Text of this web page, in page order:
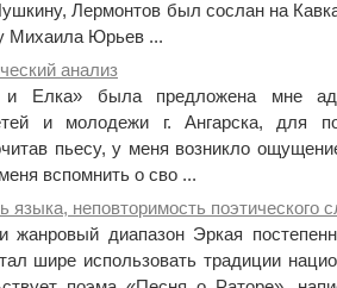
Лермонтов был сослан на
Михаила Юрьев ...
анализ
Елка» была предложена мне
и молодежи г. Ангарска, для
пьесу, у меня возникло
вспомнить о сво ...
языка, неповторимость поэтического
жанровый диапазон Эркая
шире использовать традиции